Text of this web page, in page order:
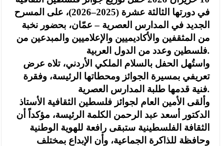
في دورتها الثالثة عشرة (2025–2026)، على المسرح
الجديد في المدارس العصرية – عمّان، بحضور نخبة
من المثقفين والأكاديميين والإعلاميين والمبدعين من
فلسطين وعدد من الدول العربية.
واستُهل الحفل بالسلام الملكي الأردني، تلاه عرض
تعريفي بمسيرة الجوائز ومحطاتها الرئيسة، وفقرة
فنية قدمها طلبة المدارس العصرية.
وألقى الأمين العام لجوائز فلسطين الثقافية الأستاذ
الدكتور أسعد عبد الرحمن الكلمة الرئيسة، مؤكداً أن
الثقافة الفلسطينية ستبقى رافعة للهوية الوطنية
وحافظة للذاكرة الجماعية، وأن الإبداع بمختلف